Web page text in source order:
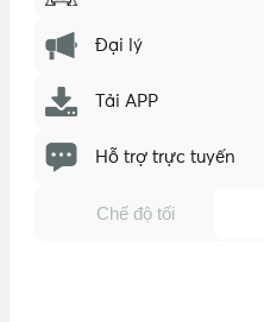
Đại lý
Tải APP
Hỗ trợ trực tuyến
Chế độ tối